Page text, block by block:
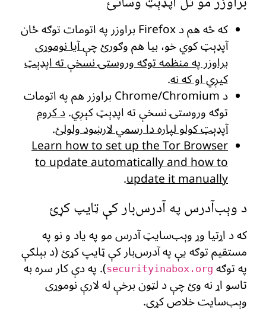
که څه هم د Firefox براوزر په اتومات توګه ځان
آپډېټ کوي خو، بیا هم وګورئ چېآیا نوموړی
براوزر په منظمه توګه وروستۍ نسخې ته اپډېټ
کیږي او که نه.
د Chrome/Chromium براوزر هم په اتومات
توګه وروستۍ نسخې ته اپډېټ کېږي. د کروم
آپډېټ کولو لپاره دا رسمي لارښود ولولئ.
Learn how to set up the Tor Browser
to update automatically and how to
update it manually
.
د وېب‌آدرس په آدرس‌بار کې ټایپ کړئ
که د اړتیا وړ وېب‌سایټ آدرس مو په یاد و نو په
مستقیم توګه یې په آدرس‌بار کې ټایپ کړئ (د بېلګې
په توګه securityinabox.org). په دې کار سره به
تاسو اړ نه وئ چې د لټون برخې له لارې نوموړی
وېب‌سایت خلاص کړی.